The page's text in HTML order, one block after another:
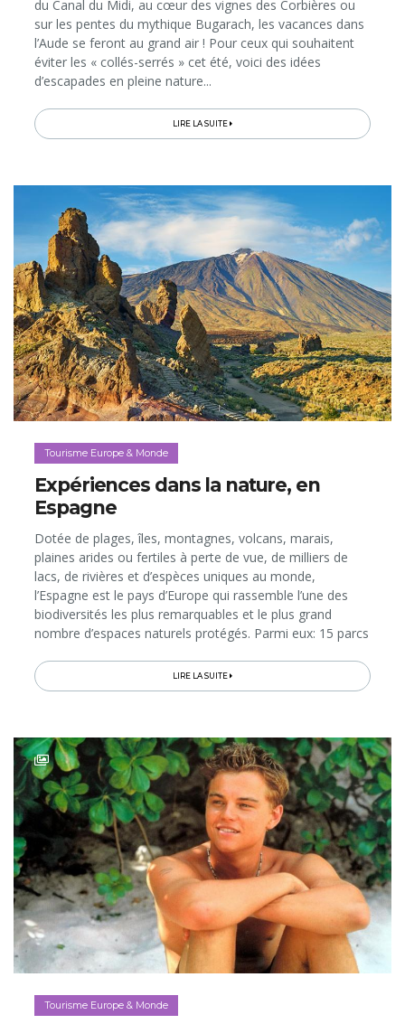
du Canal du Midi, au cœur des vignes des Corbières ou
sur les pentes du mythique Bugarach, les vacances dans
l’Aude se feront au grand air ! Pour ceux qui souhaitent
éviter les « collés-serrés » cet été, voici des idées
d’escapades en pleine nature...
LIRE LA SUITE
Tourisme Europe & Monde
Expériences dans la nature, en
Espagne
Dotée de plages, îles, montagnes, volcans, marais,
plaines arides ou fertiles à perte de vue, de milliers de
lacs, de rivières et d’espèces uniques au monde,
l’Espagne est le pays d’Europe qui rassemble l’une des
biodiversités les plus remarquables et le plus grand
nombre d’espaces naturels protégés. Parmi eux: 15 parcs
Unesco. Réparties aux quatre coins du territoire, ces
zones offrent des climats diversifiés qui permettent de
LIRE LA SUITE
Tourisme Europe & Monde